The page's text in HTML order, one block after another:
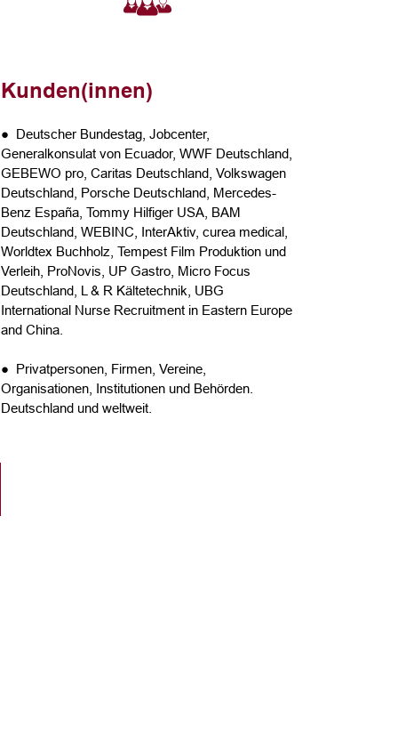
Kunden(innen)
● Deutscher Bundestag, Jobcenter,
Generalkonsulat von Ecuador, WWF Deutschland,
GEBEWO pro, Caritas Deutschland, Volkswagen
Deutschland, Porsche Deutschland, Mercedes-
Benz España, Tommy Hilfiger USA, BAM
Deutschland, WEBINC, InterAktiv, curea medical,
Worldtex Buchholz, Tempest Film Produktion und
Verleih, ProNovis, UP Gastro, Micro Focus
Deutschland, L & R Kältetechnik, UBG
International Nurse Recruitment in Eastern Europe
and China.
● Privatpersonen, Firmen, Vereine,
Organisationen, Institutionen und Behörden.
Deutschland und weltweit.